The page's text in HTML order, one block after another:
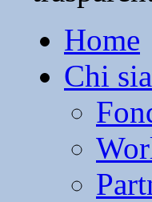
Home
Chi